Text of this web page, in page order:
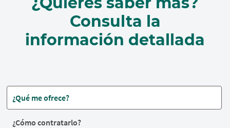
Consulta la
información detallada
¿Qué me ofrece?
¿Cómo contratarlo?